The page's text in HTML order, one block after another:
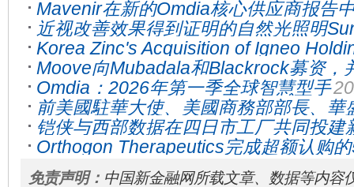
Mavenir在新的Omdia核心供应商报告
位2024-07-24
近视改善效果得到证明的自然光照明
果树2022-08-30
Korea Zinc's Acquisition of Igneo
Controversy Over 100x Seller Profits
Moove向Mubadala和Blackrock募资，
7600万美元以进一步推动全球扩张
Omdia：2026年第一季全球智慧型手
前美國駐華大使、美國商務部部長、華
閣下加入德匯2023-11-21
铠侠与西部数据在四日市工厂共同投建
2022-04-18
Orthogon Therapeutics完成超额认购
推进BK多瘤病毒的首款口服治疗药物
免责声明： 中国新金融网所载文章、数据等内容